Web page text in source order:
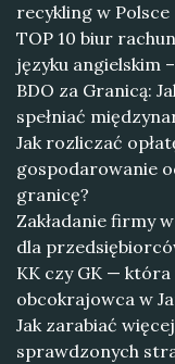
recykling w Polsce
TOP 10 biur
języku angielskim
BDO za Granicą:
spełniać
Jak rozliczać
gospodarowanie
granicę?
Zakładanie firmy
dla
KK czy GK —
obcokrajowca w
Jak zarabiać
sprawdzonych